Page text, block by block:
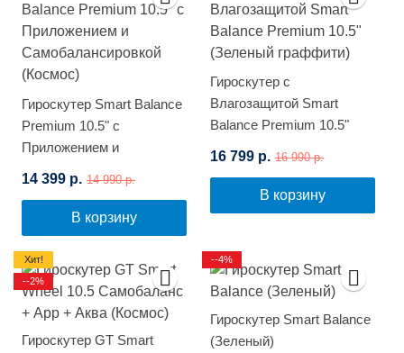
Гироскутер Smart Balance
Premium 10.5" с
Приложением и
(Космос)
14 399 р. 14 990 р.
В корзину
Гироскутер с
Влагозащитой Smart
Balance Premium 10.5"
16 799 р. 16 990 р.
В корзину
Гироскутер GT Smart
Хит!
--2%
Гироскутер Smart Balance
(Зеленый)
--4%